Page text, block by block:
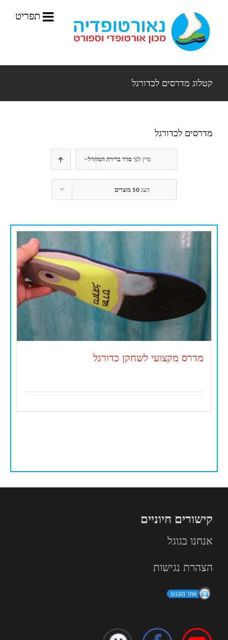
קטלוג מדרסים לכדורגל
מדרסים לכדורגל
מיין לפיסדר ברירת המחדל
הצג50 מוצרים
מדרס מקצועי לשחקן כדורגל
קישורים חיוניים
אנחנו בגוגל
הצהרת נגישות